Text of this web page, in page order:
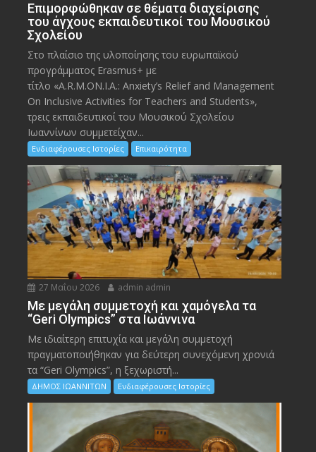
Eπιμορφώθηκαν σε θέματα διαχείρισης
του άγχους εκπαιδευτικοί του Μουσικού
Σχολείου
Στο πλαίσιο της υλοποίησης του ευρωπαϊκού
προγράμματος Erasmus+ με
τίτλο «A.R.M.ON.I.A.: Anxiety’s Relief and Management
On Inclusive Activities for Teachers and Students»,
τρεις εκπαιδευτικοί του Μουσικού Σχολείου
Ιωαννίνων συμμετείχαν...
Ενδιαφέρουσες Ιστορίες Επικαιρότητα
27 Μαΐου 2026 admin admin
Με μεγάλη συμμετοχή και χαμόγελα τα
“Geri Olympics” στα Ιωάννινα
Με ιδιαίτερη επιτυχία και μεγάλη συμμετοχή
πραγματοποιήθηκαν για δεύτερη συνεχόμενη χρονιά
τα “Geri Olympics”, η ξεχωριστή...
ΔΗΜΟΣ ΙΩΑΝΝΙΤΩΝ Ενδιαφέρουσες Ιστορίες